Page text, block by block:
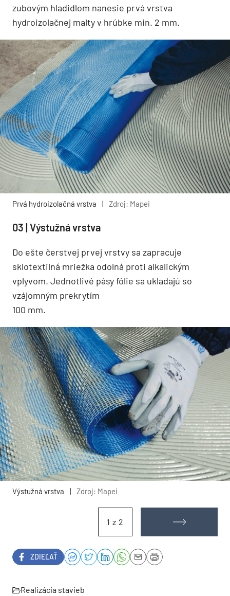
zubovým hladidlom nanesie prvá vrstva
hydroizolačnej malty v hrúbke min. 2 mm.
Prvá hydroizolačná vrstva | Zdroj: Mapei
03 | Výstužná vrstva
Do ešte čerstvej prvej vrstvy sa zapracuje
sklotextilná mriežka odolná proti alkalickým
vplyvom. Jednotlivé pásy fólie sa ukladajú so
vzájomným prekrytím
100 mm.
Výstužná vrstva | Zdroj: Mapei
1 z 2
ZDIEĽAŤ
Realizácia stavieb